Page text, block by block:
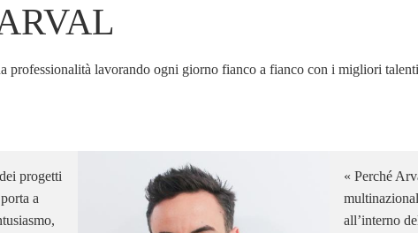
professionalità lavorando ogni giorno fianco a fianco con i migliori
progetti
a
Perché
all’interno